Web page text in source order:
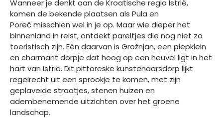
Wanneer je denkt aan de Kroatische regio Istrië,
komen de bekende plaatsen als Pula en
Poreč misschien wel in je op. Maar wie dieper het
binnenland in reist, ontdekt pareltjes die nog niet zo
toeristisch zijn. Eén daarvan is Grožnjan, een piepklein
en charmant dorpje dat hoog op een heuvel ligt in het
hart van Istrië. Dit pittoreske kunstenaarsdorp lijkt
regelrecht uit een sprookje te komen, met zijn
geplaveide straatjes, stenen huizen en
adembenemende uitzichten over het groene
landschap.